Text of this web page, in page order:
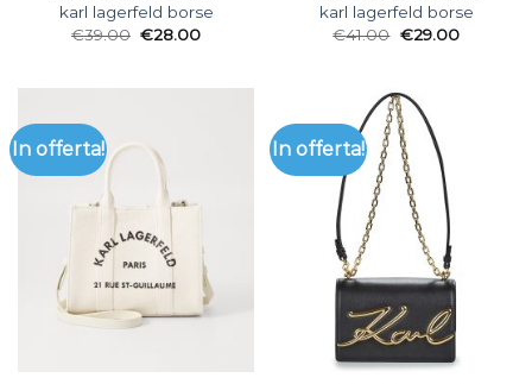
karl lagerfeld borse
€39.00 €28.00
karl lagerfeld borse
€41.00 €29.00
In offerta! In offerta!